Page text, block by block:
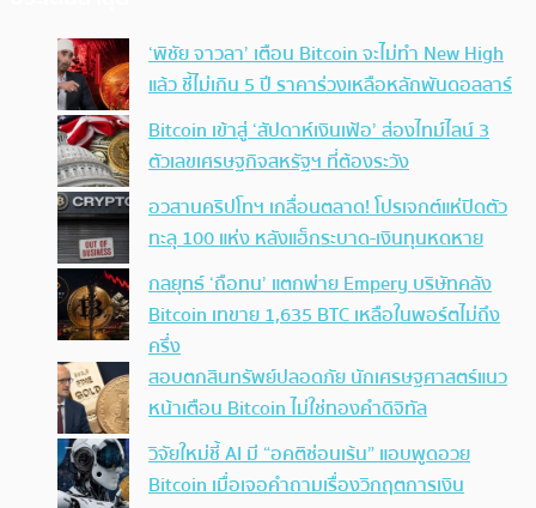
‘พิชัย จาวลา’ เตือน Bitcoin จะไม่ทำ New High
แล้ว ชี้ไม่เกิน 5 ปี ราคาร่วงเหลือหลักพันดอลลาร์
Bitcoin เข้าสู่ ‘สัปดาห์เงินเฟ้อ’ ส่องไทม์ไลน์ 3
ตัวเลขเศรษฐกิจสหรัฐฯ ที่ต้องระวัง
อวสานคริปโทฯ เกลื่อนตลาด! โปรเจกต์แห่ปิดตัว
ทะลุ 100 แห่ง หลังแฮ็กระบาด-เงินทุนหดหาย
กลยุทธ์ ‘ถือทน’ แตกพ่าย Empery บริษัทคลัง
Bitcoin เทขาย 1,635 BTC เหลือในพอร์ตไม่ถึง
ครึ่ง
สอบตกสินทรัพย์ปลอดภัย นักเศรษฐศาสตร์แนว
หน้าเตือน Bitcoin ไม่ใช่ทองคำดิจิทัล
วิจัยใหม่ชี้ AI มี “อคติซ่อนเร้น” แอบพูดอวย
Bitcoin เมื่อเจอคำถามเรื่องวิกฤตการเงิน